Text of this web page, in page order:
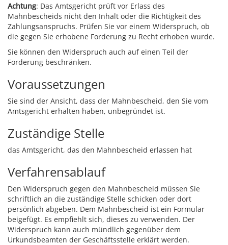
Achtung: Das Amtsgericht prüft vor Erlass des
Mahnbescheids nicht den Inhalt oder die Richtigkeit des
Zahlungsanspruchs. Prüfen Sie vor einem Widerspruch, ob
die gegen Sie erhobene Forderung zu Recht erhoben wurde.
Sie können den Widerspruch auch auf einen Teil der
Forderung beschränken.
Voraussetzungen
Sie sind der Ansicht, dass der Mahnbescheid, den Sie vom
Amtsgericht erhalten haben, unbegründet ist.
Zuständige Stelle
das Amtsgericht, das den Mahnbescheid erlassen hat
Verfahrensablauf
Den Widerspruch gegen den Mahnbescheid müssen Sie
schriftlich an die zuständige Stelle schicken oder dort
persönlich abgeben. Dem Mahnbescheid ist ein Formular
beigefügt. Es empfiehlt sich, dieses zu verwenden. Der
Widerspruch kann auch mündlich gegenüber dem
Urkundsbeamten der Geschäftsstelle erklärt werden.